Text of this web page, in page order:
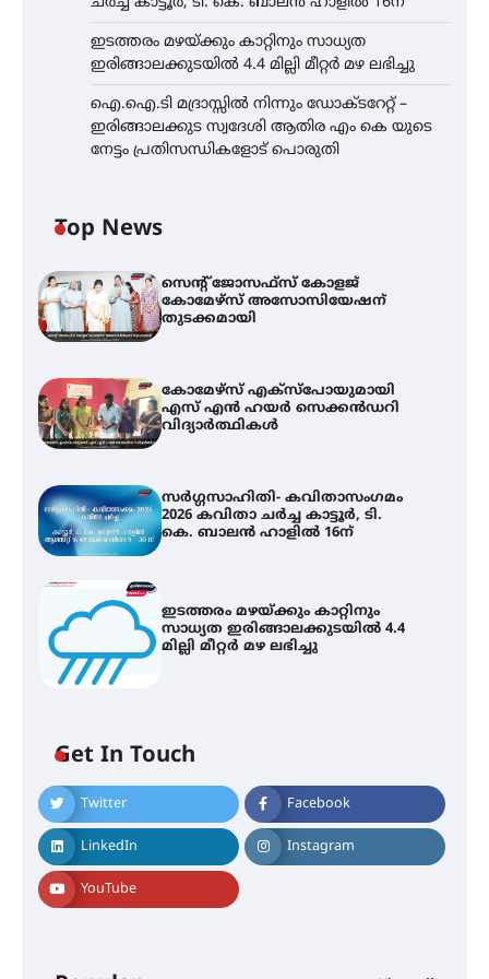
ഇടത്തരം മഴയ്ക്കും കാറ്റിനും സാധ്യത
ഇരിങ്ങാലക്കുടയിൽ 4.4 മില്ലി മീറ്റർ മഴ ലഭിച്ചു
ഐ.ഐ.ടി മദ്രാസ്സിൽ നിന്നും ഡോക്ടറേറ്റ് –
ഇരിങ്ങാലക്കുട സ്വദേശി ആതിര എം കെ യുടെ
നേട്ടം പ്രതിസന്ധികളോട് പൊരുതി
Top News
സെന്റ് ജോസഫ്സ് കോളജ്
കോമേഴ്‌സ് അസോസിയേഷന്
തുടക്കമായി
കോമേഴ്സ് എക്സ്പോയുമായി
എസ് എൻ ഹയർ സെക്കൻഡറി
വിദ്യാർത്ഥികൾ
സർഗ്ഗസാഹിതി- കവിതാസംഗമം
2026 കവിതാ ചർച്ച കാട്ടൂർ, ടി.
കെ. ബാലൻ ഹാളിൽ 16ന്
ഇടത്തരം മഴയ്ക്കും കാറ്റിനും
സാധ്യത ഇരിങ്ങാലക്കുടയിൽ 4.4
മില്ലി മീറ്റർ മഴ ലഭിച്ചു
Get In Touch
Twitter Facebook
LinkedIn Instagram
YouTube
സർഗ്ഗസാഹിതി- കവിതാസംഗമം
2026 കവിതാ ചർച്ച കാട്ടൂർ, ടി. കെ.
ബാലൻ ഹാളിൽ 16ന്